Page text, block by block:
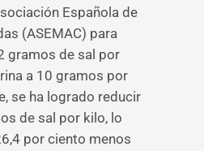
Española de
(ASEMAC) para
gramos de sal por
a 10 gramos por
se ha logrado reducir
de sal por kilo, lo
por ciento menos